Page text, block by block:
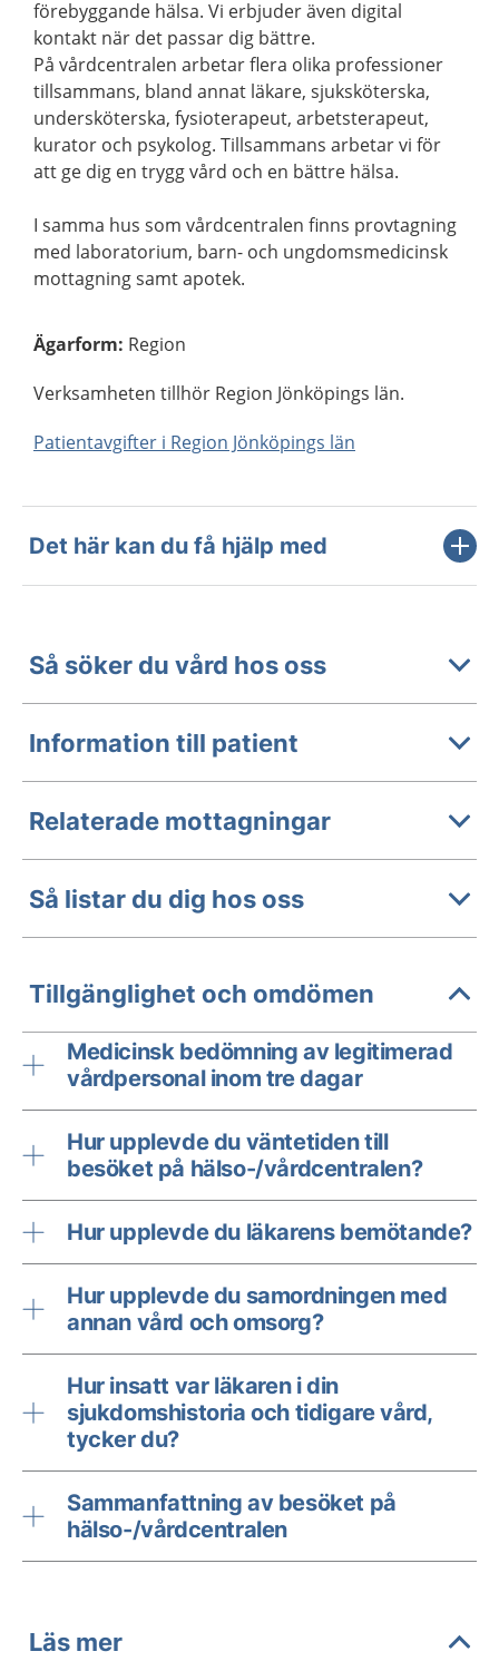
förebyggande hälsa. Vi erbjuder även digital
kontakt när det passar dig bättre.
På vårdcentralen arbetar flera olika professioner
tillsammans, bland annat läkare, sjuksköterska,
undersköterska, fysioterapeut, arbetsterapeut,
kurator och psykolog. Tillsammans arbetar vi för
att ge dig en trygg vård och en bättre hälsa.
I samma hus som vårdcentralen finns provtagning
med laboratorium, barn- och ungdomsmedicinsk
mottagning samt apotek.
Ägarform: Region
Verksamheten tillhör Region Jönköpings län.
Patientavgifter i Region Jönköpings län
Det här kan du få hjälp med
Så söker du vård hos oss
Information till patient
Relaterade mottagningar
Så listar du dig hos oss
Tillgänglighet och omdömen
Medicinsk bedömning av legitimerad
vårdpersonal inom tre dagar
Hur upplevde du väntetiden till
besöket på hälso-/vårdcentralen?
Hur upplevde du läkarens bemötande?
Hur upplevde du samordningen med
annan vård och omsorg?
Hur insatt var läkaren i din
sjukdomshistoria och tidigare vård,
tycker du?
Sammanfattning av besöket på
hälso-/vårdcentralen
Läs mer